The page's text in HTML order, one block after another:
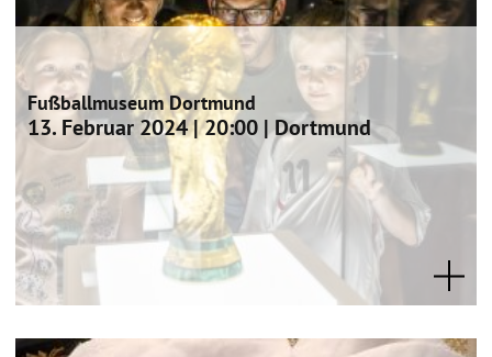
Fußballmuseum Dortmund
13. Februar 2024 | 20:00 | Dortmund